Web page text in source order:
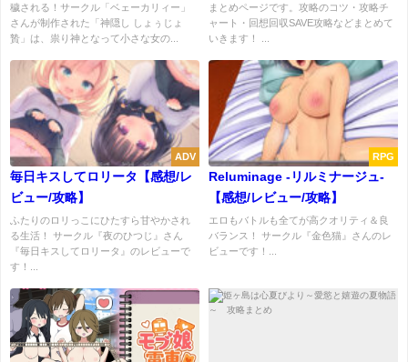
穢される！サークル「ベェーカリィー」
さんが制作された「神隠し しょぅじょ
贄」は、祟り神となって小さな女の...
まとめページです。攻略のコツ・攻略チ
ャート・回想回収SAVE攻略などまとめて
いきます！ ...
ADV
毎日キスしてロリータ【感想/レ
ビュー/攻略】
ふたりのロリっこにひたすら甘やかされ
る生活！ サークル『夜のひつじ』さん
『毎日キスしてロリータ』のレビューで
す！...
RPG
Reluminage -リルミナージュ-
【感想/レビュー/攻略】
エロもバトルも全てが高クオリティ＆良
バランス！ サークル『金色猫』さんのレ
ビューです！...